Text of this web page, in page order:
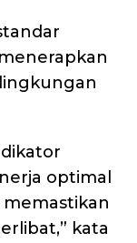
optimal
kata